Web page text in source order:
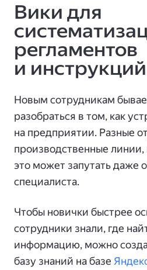
Вики для
регламентов
и инструкций
Новым сотрудникам
разобраться в том, как
на предприятии. Разные
производственные
это может запутать даже
специалиста.
Чтобы новички быстрее
сотрудники знали, где
информацию, можно
базу знаний на базе